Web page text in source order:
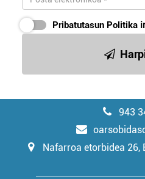
Pribatutasun Politika
943
Nafarroa etorbidea 26,